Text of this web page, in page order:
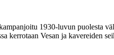
1930-luvun puolesta
kerrotaan Vesan ja kavereiden